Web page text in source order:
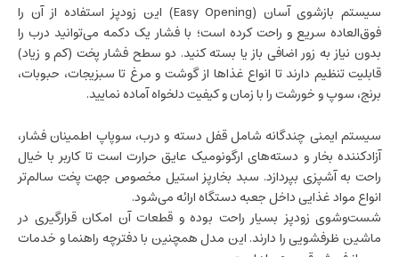
سیستم بازشوی آسان (Easy Opening) این زودپز استفاده از آن را
فوق‌العاده سریع و راحت کرده است؛ با فشار یک دکمه می‌توانید درب را
بدون نیاز به زور اضافی باز یا بسته کنید. دو سطح فشار پخت (کم و زیاد)
قابلیت تنظیم دارند تا انواع غذاها از گوشت و مرغ تا سبزیجات، حبوبات،
برنج، سوپ و خورشت را با زمان و کیفیت دلخواه آماده نمایید.
سیستم ایمنی چندگانه شامل قفل دسته و درب، سوپاپ اطمینان فشار،
آزادکننده بخار و دسته‌های ارگونومیک عایق حرارت است تا کاربر با خیال
راحت به آشپزی بپردازد. سبد بخارپز استیل مخصوص جهت پخت سالم‌تر
انواع مواد غذایی داخل جعبه دستگاه ارائه می‌شود.
شست‌وشوی زودپز بسیار راحت بوده و قطعات آن امکان قرارگیری در
ماشین ظرفشویی را دارند. این مدل همچنین با دفترچه راهنما و خدمات